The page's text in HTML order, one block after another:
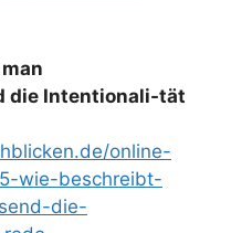
die Intentionali-tät
online-
wie-beschreibt-
die-